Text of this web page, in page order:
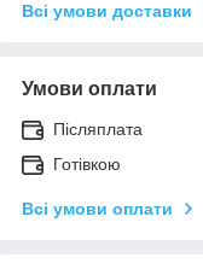
Всі умови доставки
Умови оплати
Післяплата
Готівкою
Всі умови оплати